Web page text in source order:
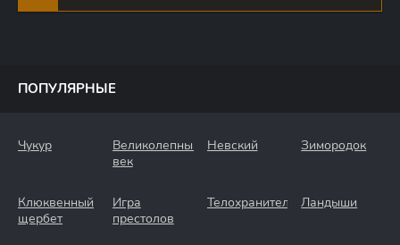
ПОПУЛЯРНЫЕ
Чукур
Великолепный
век
Невский Зимородок
Клюквенный
щербет
Игра
престолов
Телохранители Ландыши